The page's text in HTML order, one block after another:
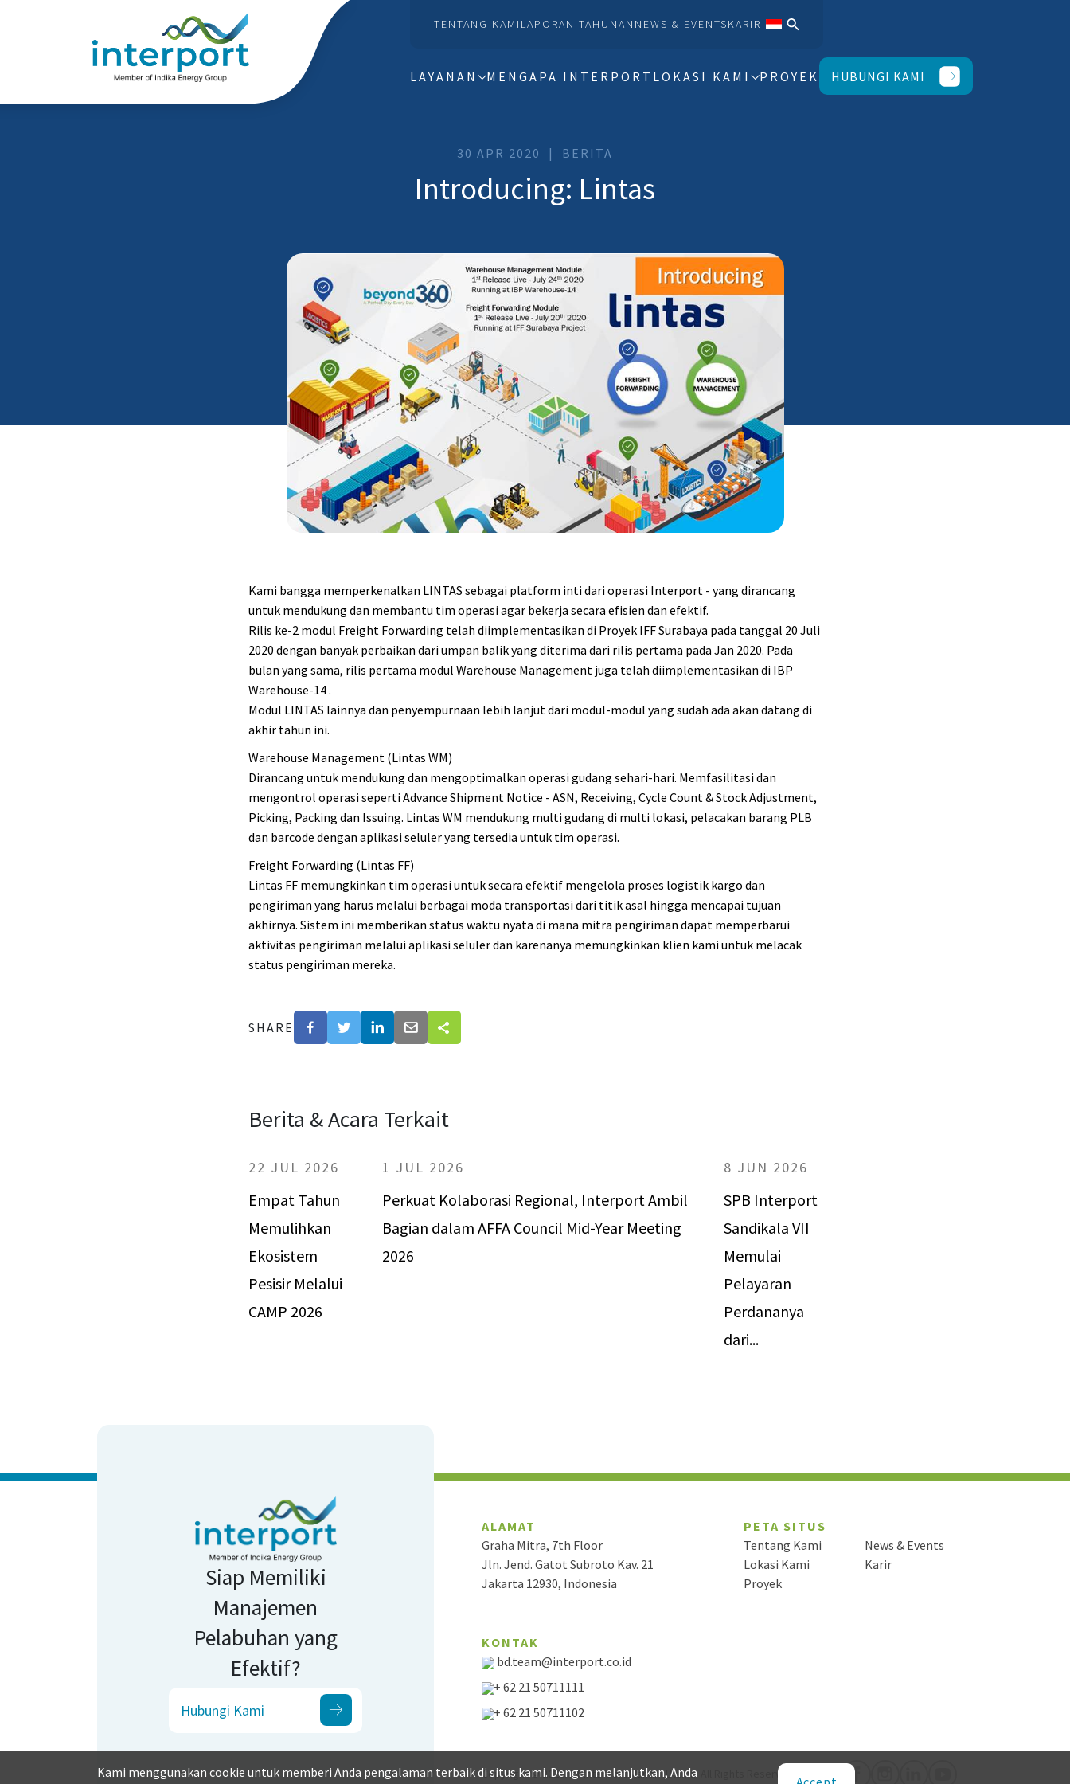
TENTANG KAMI LAPORAN TAHUNAN NEWS & EVENTSKARIR
LAYANAN MENGAPA INTERPORT LOKASI KAMI PROYEK HUBUNGI KAMI
30 APR 2020 BERITA
Introducing: Lintas
Kami bangga memperkenalkan LINTAS sebagai platform inti dari operasi Interport - yang dirancang
untuk mendukung dan membantu tim operasi agar bekerja secara efisien dan efektif.
Rilis ke-2 modul Freight Forwarding telah diimplementasikan di Proyek IFF Surabaya pada tanggal 20 Juli
2020 dengan banyak perbaikan dari umpan balik yang diterima dari rilis pertama pada Jan 2020. Pada
bulan yang sama, rilis pertama modul Warehouse Management juga telah diimplementasikan di IBP
Warehouse-14 .
Modul LINTAS lainnya dan penyempurnaan lebih lanjut dari modul-modul yang sudah ada akan datang di
akhir tahun ini.
Warehouse Management (Lintas WM)
Dirancang untuk mendukung dan mengoptimalkan operasi gudang sehari-hari. Memfasilitasi dan
mengontrol operasi seperti Advance Shipment Notice - ASN, Receiving, Cycle Count & Stock Adjustment,
Picking, Packing dan Issuing. Lintas WM mendukung multi gudang di multi lokasi, pelacakan barang PLB
dan barcode dengan aplikasi seluler yang tersedia untuk tim operasi.
Freight Forwarding (Lintas FF)
Lintas FF memungkinkan tim operasi untuk secara efektif mengelola proses logistik kargo dan
pengiriman yang harus melalui berbagai moda transportasi dari titik asal hingga mencapai tujuan
akhirnya. Sistem ini memberikan status waktu nyata di mana mitra pengiriman dapat memperbarui
aktivitas pengiriman melalui aplikasi seluler dan karenanya memungkinkan klien kami untuk melacak
status pengiriman mereka.
SHARE
Berita & Acara Terkait
22 JUL 2026
Empat Tahun
Memulihkan
Ekosistem
Pesisir Melalui
CAMP 2026
1 JUL 2026
Perkuat Kolaborasi Regional, Interport Ambil
Bagian dalam AFFA Council Mid-Year Meeting
2026
8 JUN 2026
SPB Interport
Sandikala VII
Memulai
Pelayaran
Perdananya
dari...
Kami menggunakan cookie untuk memberi Anda pengalaman terbaik di situs kami. Dengan melanjutkan, Anda
Siap Memiliki
Manajemen
Pelabuhan yang
Efektif?
Hubungi Kami
ALAMAT
Graha Mitra, 7th Floor
Jln. Jend. Gatot Subroto Kav. 21
Jakarta 12930, Indonesia
PETA SITUS
Tentang Kami
Lokasi Kami
Proyek
News & Events
Karir
KONTAK
bd.team@interport.co.id
+ 62 21 50711111
+ 62 21 50711102
Copyright © 2026. PT Interport Mandiri Utama. All Rights Reserved.